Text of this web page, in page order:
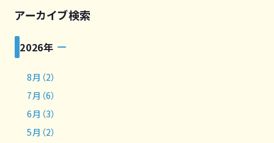
アーカイブ検索
2026年
8月（2）
7月（6）
6月（3）
5月（2）